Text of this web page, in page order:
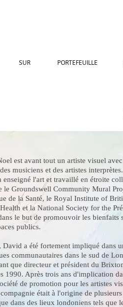
SUR PORTEFEUILLE
est avant tout un artiste visuel
musiciens et des artistes
enseigné l'art et travaillé en étroite
le Groundswell Community Mural
de la Santé, le Royal Institute of
et la National Society for the
le but de promouvoir les bienfaits
publics.
David a été fortement impliqué dans
communautaires dans le sud de
que directeur et président du
1990. Après trois ans d'implication
de promotion pour les artistes
était à l'origine de
dans des lieux londoniens tels que